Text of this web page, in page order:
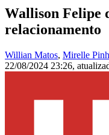
Wallison Felipe
relacionamento
Willian Matos, Mirelle
22/08/2024 23:26,